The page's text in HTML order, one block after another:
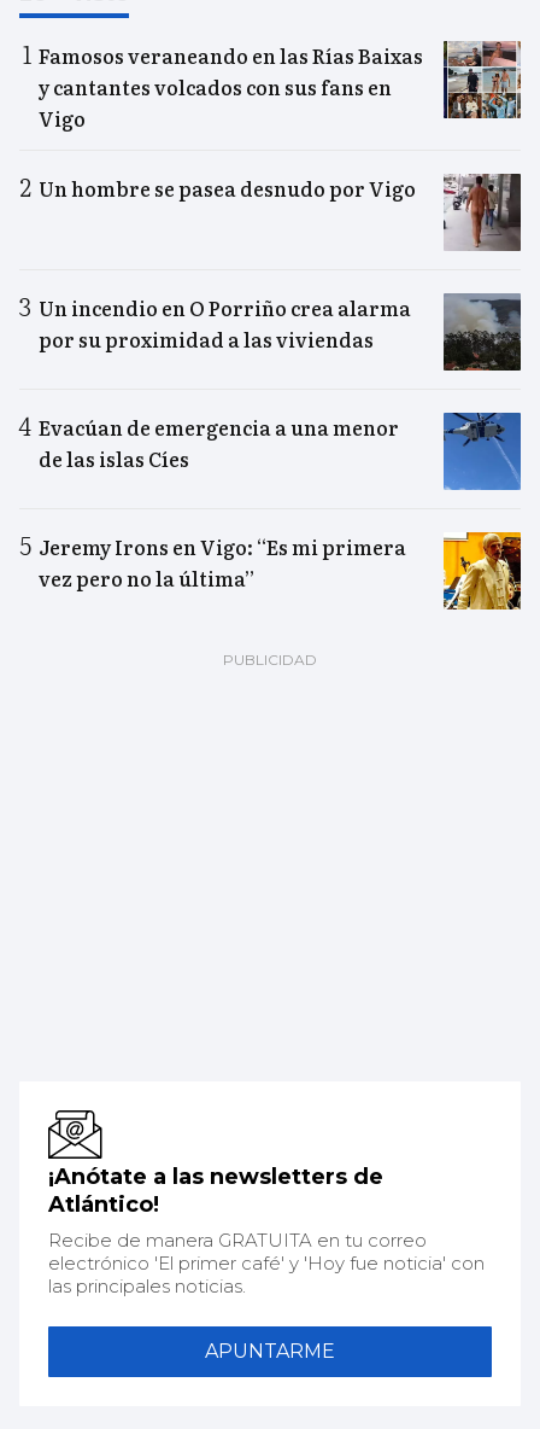
Famosos veraneando en las Rías Baixas
y cantantes volcados con sus fans en
Vigo
Un hombre se pasea desnudo por Vigo
Un incendio en O Porriño crea alarma
por su proximidad a las viviendas
Evacúan de emergencia a una menor
de las islas Cíes
Jeremy Irons en Vigo: “Es mi primera
vez pero no la última”
¡Anótate a las newsletters de
Atlántico!
Recibe de manera GRATUITA en tu correo
electrónico 'El primer café' y 'Hoy fue noticia' con
las principales noticias.
APUNTARME